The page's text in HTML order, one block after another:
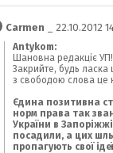
Carmen _ 22.10.2012
Antykom:
Шановна редакціє УП!
Закрийте, будь ласка
з свободою слова це
Єдина позитивна
норм права так
України в
посадили, а цих
пропагують свої